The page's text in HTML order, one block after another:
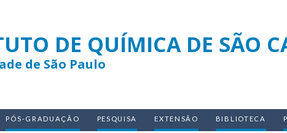
DE QUÍMICA DE SÃO
de São Paulo
PÓS-GRADUAÇÃO PESQUISA EXTENSÃO BIBLIOTECA